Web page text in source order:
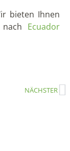
bieten Ihnen
nach Ecuador
NÄCHSTER